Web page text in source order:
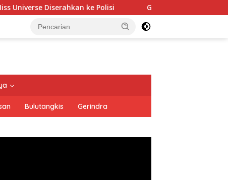
ke Polisi Golkar Resmi Dukung Prabowo Subianto
Bulutangkis Gerindra